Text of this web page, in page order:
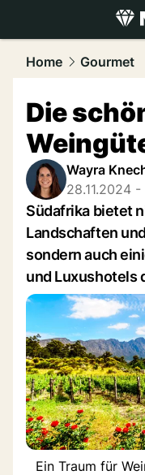
luxury.
Home Gourmet
Die
Wayra
28.11.2024
Südafrika bietet
Landschaften
sondern auch
und Luxushotels
Ein Traum für